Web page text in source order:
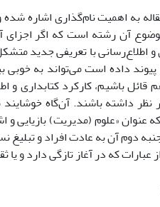
به اهمیت نام‌گذاری اشاره
آن رشته است که اگر اجزای
و اطلاع‌رسانی با تعریفی جدید
داده است می‌تواند به خوبی
قائل باشیم، کارکرد کتابداری و
نظر داشته باشند. آن‌گاه
«علوم (مدیریت) بازیایی و
دوم آن به عادت افراد و
عبارات که در آغاز تازگی دارد و